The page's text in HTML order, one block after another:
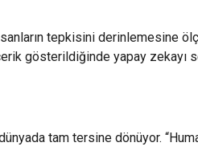
tepkisini derinlemesine
gösterildiğinde yapay zekayı
tam tersine dönüyor.